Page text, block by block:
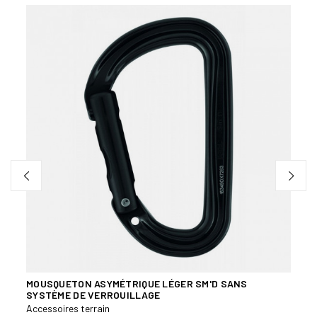
MOUSQUETON ASYMÉTRIQUE LÉGER SM'D SANS
SYSTÈME DE VERROUILLAGE
Accessoires terrain